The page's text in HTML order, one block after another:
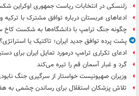
زلنسکی در انتخابات ریاست جمهوری اوکراین
ادعاهای عربستان درباره توافق مشترک با ترکیه
چگونه جنگ ترامپ با دانشگاه‌ها به شکست
پشت پرده توافق جدید ایران؛ تاکتیک یا استراتژی؟
ادعای تکراری ترامپ درمورد تمایل ایران برای
گرد و غبار آسمان قم را تیره می‌کند
وزیران صهیونیست خواستار از سرگیری جنگ
تلاش پزشکان استقلال برای رساندن چشمی به